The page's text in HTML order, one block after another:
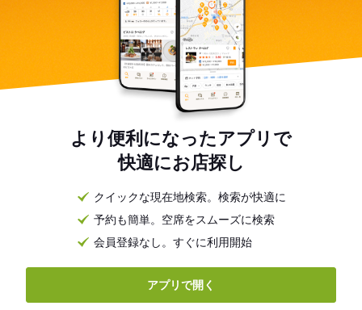
より便利になったアプリで
快適にお店探し
クイックな現在地検索。検索が快適に
予約も簡単。空席をスムーズに検索
会員登録なし。すぐに利用開始
アプリで開く